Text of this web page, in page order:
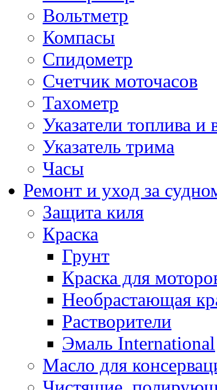
Вольтметр
Компасы
Спидометр
Счетчик моточасов
Тахометр
Указатели топлива и
Указатель трима
Часы
Ремонт и уход за
Защита киля
Краска
Грунт
Краска для
Необрастающая
Растворители
Эмаль International
Масло для